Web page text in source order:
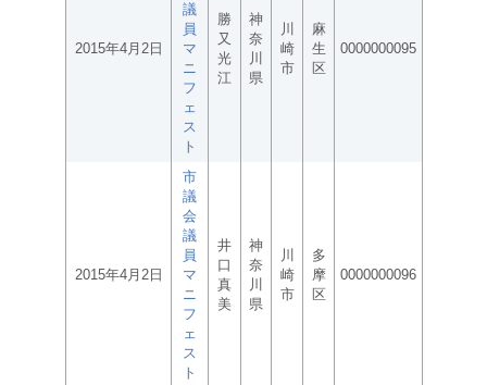
2015年4月2日
議
員
マ
ニ
フ
ェ
ス
ト
勝
又
光
江
神
奈
川
県
川
崎
市
麻
生
区
0000000095
2015年4月2日
市
議
会
議
員
マ
ニ
フ
ェ
ス
ト
井
口
真
美
神
奈
川
県
川
崎
市
多
摩
区
0000000096